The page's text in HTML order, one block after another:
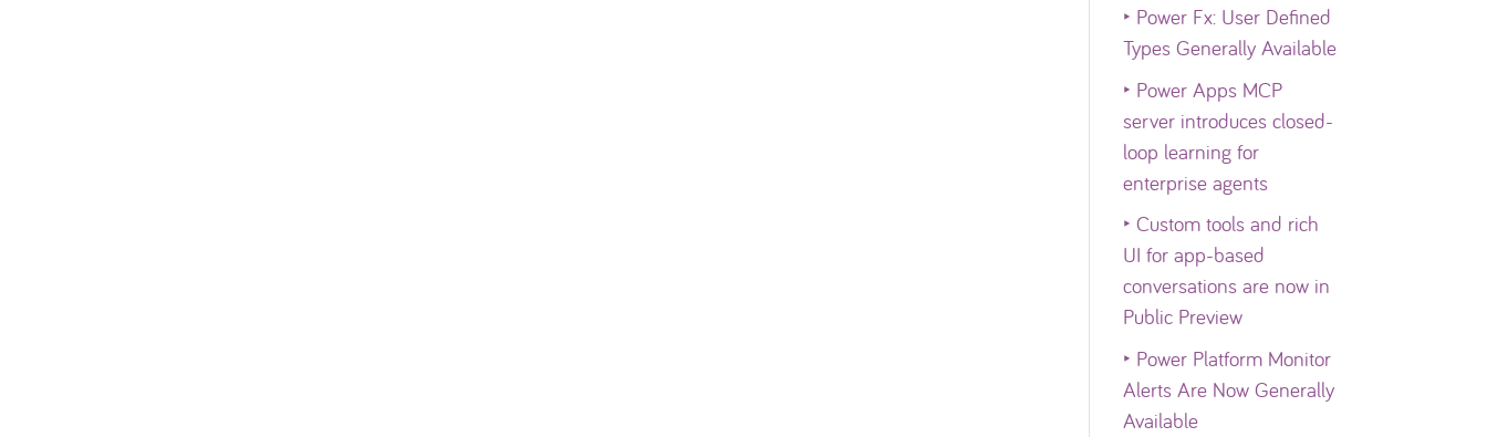
‣ Power Fx: User Defined
Types Generally Available
‣ Power Apps MCP
server introduces closed-
loop learning for
enterprise agents
‣ Custom tools and rich
UI for app-based
conversations are now in
Public Preview
‣ Power Platform Monitor
Alerts Are Now Generally
Available